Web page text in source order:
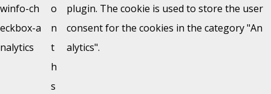
winfo-ch
eckbox-a
nalytics
o
n
t
h
s
plugin. The cookie is used to store the user
consent for the cookies in the category "An
alytics".